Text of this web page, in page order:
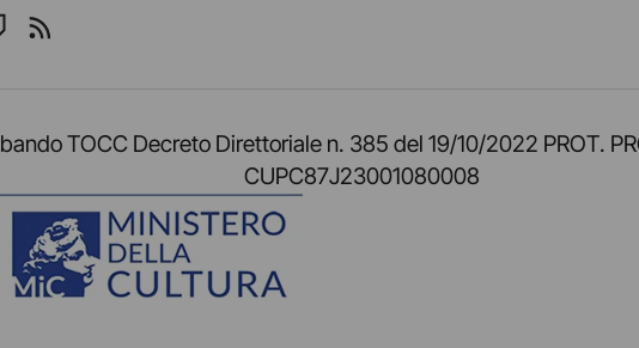
TikTok
su LinkedIn
su Twitch
Seguici su Rss
TOCC Decreto Direttoriale n. 385 del 19/10/2022 PROT.
CUPC87J23001080008